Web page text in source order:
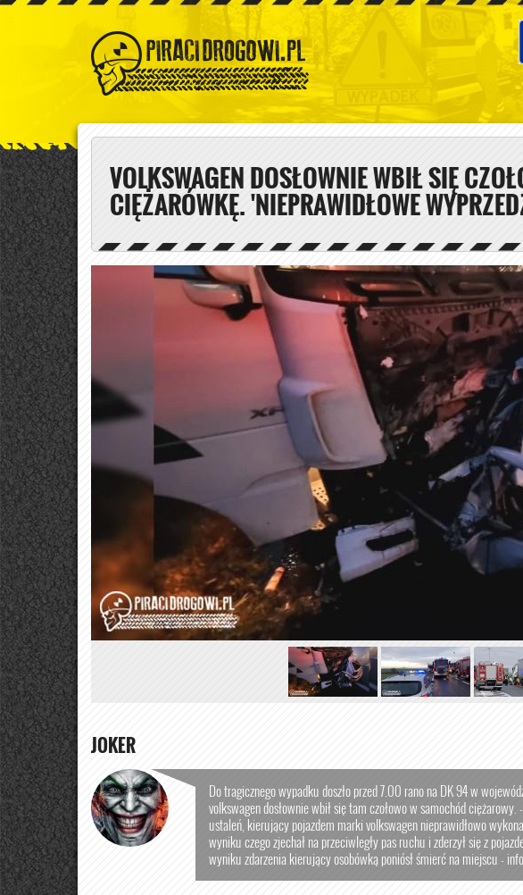
VOLKSWAGEN DOSŁOWNIE WBIŁ SIĘ
CIĘŻARÓWKĘ. 'NIEPRAWIDŁOWE
JOKER
Do tragicznego wypadku doszło przed 7.00 rano na DK 94 w
volkswagen dosłownie wbił się tam czołowo w samochód
ustaleń, kierujący pojazdem marki volkswagen nieprawidłowo
wyniku czego zjechał na przeciwległy pas ruchu i zderzył się z
wyniku zdarzenia kierujący osobówką poniósł śmierć na miejscu -